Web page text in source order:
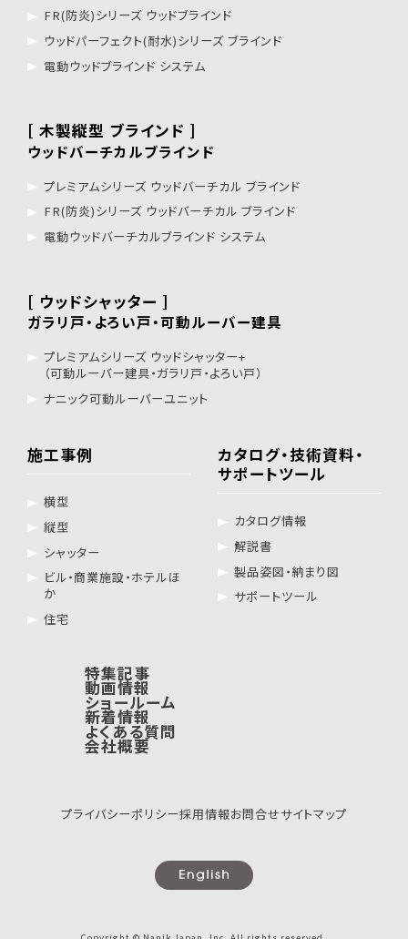
FR(防炎)シリーズ ウッドブラインド
ウッドパーフェクト(耐水)シリーズ ブラインド
電動ウッドブラインド システム
[ 木製縦型 ブラインド ]
ウッドバーチカルブラインド
プレミアムシリーズ ウッドバーチカル ブラインド
FR(防炎)シリーズ ウッドバーチカル ブラインド
電動ウッドバーチカルブラインド システム
[ ウッドシャッター ]
ガラリ戸・よろい戸・可動ルーバー建具
プレミアムシリーズ ウッドシャッター+
（可動ルーバー建具・ガラリ戸・よろい戸）
ナニック可動ルーバーユニット
施工事例
横型
縦型
シャッター
ビル・商業施設・ホテルほ
か
住宅
カタログ・技術資料・
サポートツール
カタログ情報
解説書
製品姿図・納まり図
サポートツール
特集記事
動画情報
ショールーム
新着情報
よくある質問
会社概要
プライバシーポリシー採用情報お問合せサイトマップ